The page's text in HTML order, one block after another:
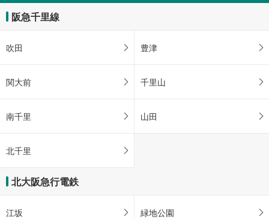
阪急千里線
吹田 豊津
関大前 千里山
南千里 山田
北千里
北大阪急行電鉄
江坂 緑地公園